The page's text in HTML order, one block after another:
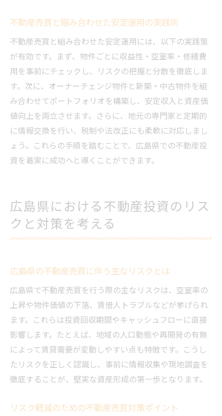
不動産売買と組み合わせた安定運用の実践術
不動産売買と組み合わせた安定運用には、以下の実践策
が有効です。まず、物件ごとに収益性・空室率・修繕費
用を事前にチェックし、リスクの把握と分散を徹底しま
す。次に、オーナーチェンジ物件と新築・中古物件を組
み合わせてポートフォリオを構築し、安定収入と資産価
値向上を両立させます。さらに、地元の専門家と定期的
に情報交換を行い、税制や法改正にも柔軟に対応しまし
ょう。これらの手順を踏むことで、広島県での不動産投
資を着実に成功へと導くことができます。
広島県における不動産投資のリス
クと対策を考える
広島県の不動産売買に伴う主なリスクとは
広島県で不動産売買を行う際の主なリスクは、空室率の
上昇や物件価値の下落、賃借人トラブルなどが挙げられ
ます。これらは投資回収期間やキャッシュフローに直接
影響します。たとえば、地域の人口動態や再開発の有無
によって賃貸需要が変動しやすい点も特徴です。こうし
たリスクを正しく認識し、事前に情報収集や現地調査を
徹底することが、堅実な資産形成の第一歩となります。
リスク軽減のための不動産売買対策ポイント